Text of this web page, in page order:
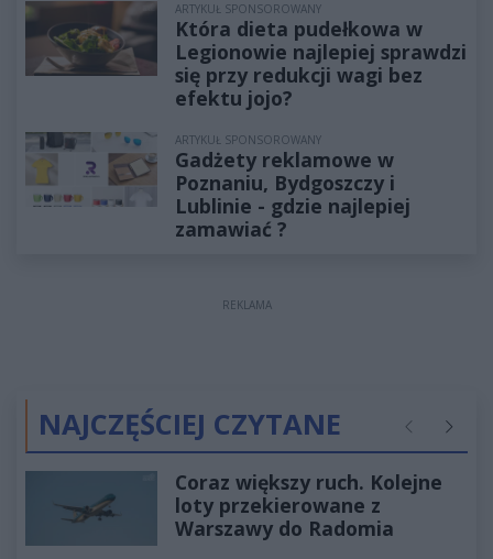
ARTYKUŁ SPONSOROWANY
Która dieta pudełkowa w
Legionowie najlepiej sprawdzi
się przy redukcji wagi bez
efektu jojo?
ARTYKUŁ SPONSOROWANY
Gadżety reklamowe w
Poznaniu, Bydgoszczy i
Lublinie - gdzie najlepiej
zamawiać ?
REKLAMA
NAJCZĘŚCIEJ CZYTANE Poprzednie
Coraz większy ruch. Kolejne
loty przekierowane z
Warszawy do Radomia